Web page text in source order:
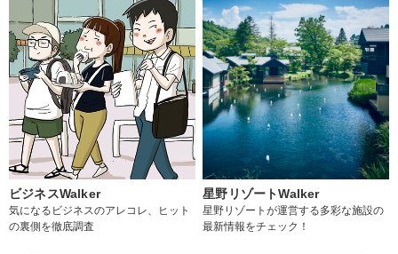
ビジネスWalker
気になるビジネスのアレコレ、ヒット
の裏側を徹底調査
星野リゾートWalker
星野リゾートが運営する多彩な施設の
最新情報をチェック！